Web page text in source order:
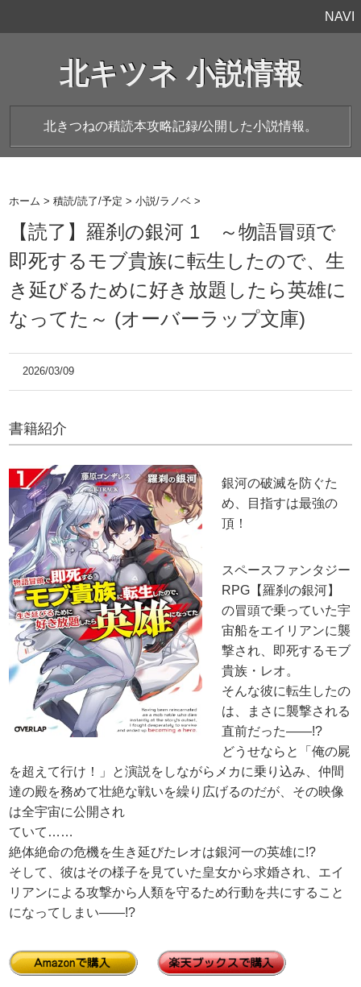
NAVI
北キツネ 小説情報
北きつねの積読本攻略記録/公開した小説情報。
ホーム >積読/読了/予定 >小説/ラノベ >
【読了】羅刹の銀河 1 ～物語冒頭で
即死するモブ貴族に転生したので、生
き延びるために好き放題したら英雄に
なってた～ (オーバーラップ文庫)
2026/03/09
書籍紹介
銀河の破滅を防ぐた
め、目指すは最強の
頂！
スペースファンタジー
RPG【羅刹の銀河】
の冒頭で乗っていた宇
宙船をエイリアンに襲
撃され、即死するモブ
貴族・レオ。
そんな彼に転生したの
は、まさに襲撃される
直前だった――!?
どうせならと「俺の屍
を超えて行け！」と演説をしながらメカに乗り込み、仲間
達の殿を務めて壮絶な戦いを繰り広げるのだが、その映像
は全宇宙に公開され
ていて……
絶体絶命の危機を生き延びたレオは銀河一の英雄に!?
そして、彼はその様子を見ていた皇女から求婚され、エイ
リアンによる攻撃から人類を守るため行動を共にすること
になってしまい――!?